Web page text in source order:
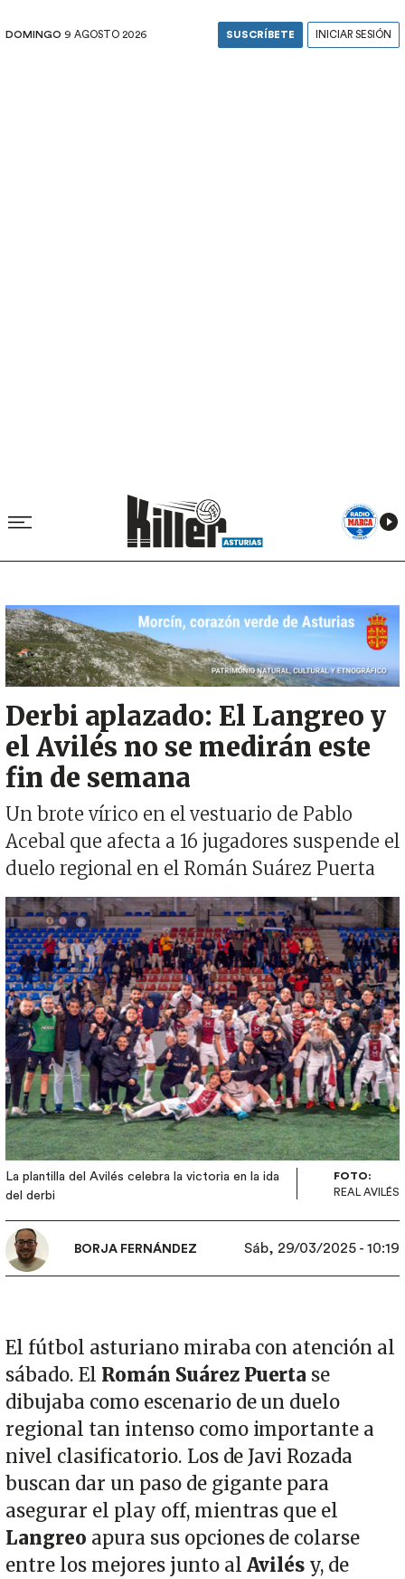
DOMINGO 9 AGOSTO 2026 SUSCRÍBETE INICIAR SESIÓN
Image
Derbi aplazado: El Langreo y
el Avilés no se medirán este
fin de semana
Un brote vírico en el vestuario de Pablo
Acebal que afecta a 16 jugadores suspende el
duelo regional en el Román Suárez Puerta
Imagen
La plantilla del Avilés celebra la victoria en la ida
del derbi
FOTO:
REAL AVILÉS
BORJA FERNÁNDEZ Sáb, 29/03/2025 - 10:19
El fútbol asturiano miraba con atención al
sábado. El Román Suárez Puerta se
dibujaba como escenario de un duelo
regional tan intenso como importante a
nivel clasificatorio. Los de Javi Rozada
buscan dar un paso de gigante para
asegurar el play off, mientras que el
Langreo apura sus opciones de colarse
entre los mejores junto al Avilés y, de